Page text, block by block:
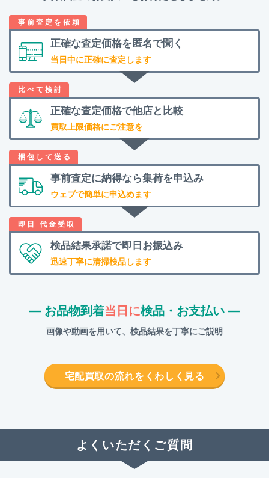
正確な査定価格を 匿名で聞く
当日中に正確に査定します
正確な査定価格で他店と比較
買取上限価格にご注意を
事前査定に納得なら集荷を申込み
ウェブで簡単に申込めます
検品結果承諾で即日お振込み
迅速丁寧に清掃検品します
― お品物到着当日に検品・お支払い ―
画像や動画を用いて、検品結果を丁寧にご説明
宅配買取の流れをくわしく見る
よくいただくご質問